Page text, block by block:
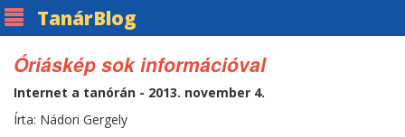
TanárBlog
Óriáskép sok információval
Internet a tanórán - 2013. november 4.
Írta: Nádori Gergely